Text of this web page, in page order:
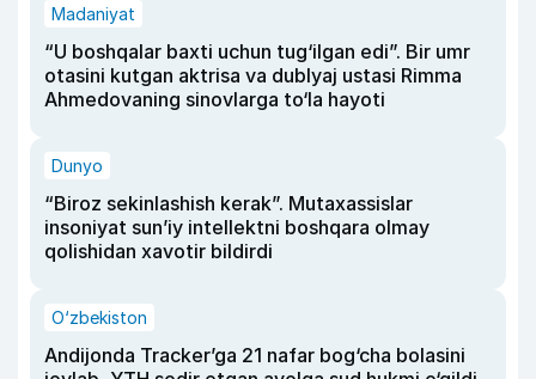
Madaniyat
“U boshqalar baxti uchun tug‘ilgan edi”. Bir umr
otasini kutgan aktrisa va dublyaj ustasi Rimma
Ahmedovaning sinovlarga to‘la hayoti
Dunyo
“Biroz sekinlashish kerak”. Mutaxassislar
insoniyat sun’iy intellektni boshqara olmay
qolishidan xavotir bildirdi
O‘zbekiston
Andijonda Tracker’ga 21 nafar bog‘cha bolasini